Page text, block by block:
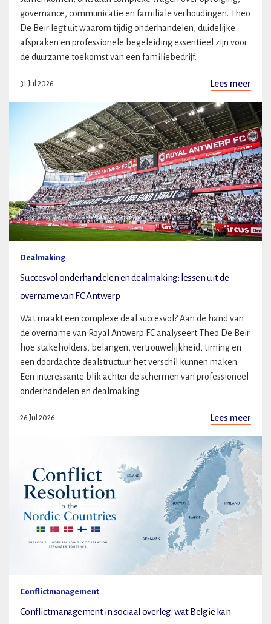
governance, communicatie en familiale verhoudingen. Theo
De Beir legt uit waarom tijdig onderhandelen, duidelijke
afspraken en professionele begeleiding essentieel zijn voor
de duurzame toekomst van een familiebedrijf.
31 Jul 2026 Lees meer
Dealmaking
Succesvol onderhandelen en dealmaking: lessen uit de
overname van FC Antwerp
Wat maakt een complexe deal succesvol? Aan de hand van
de overname van Royal Antwerp FC analyseert Theo De Beir
hoe stakeholders, belangen, vertrouwelijkheid, timing en
een doordachte dealstructuur het verschil kunnen maken.
Een interessante blik achter de schermen van professioneel
onderhandelen en dealmaking.
26 Jul 2026 Lees meer
Conflictmanagement
Conflictmanagement in sociaal overleg: wat België kan